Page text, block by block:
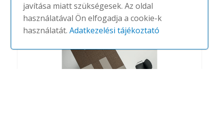
javítása miatt szükségesek. Az oldal
használatával Ön elfogadja a cookie-k
használatát.Adatkezelési tájékoztató